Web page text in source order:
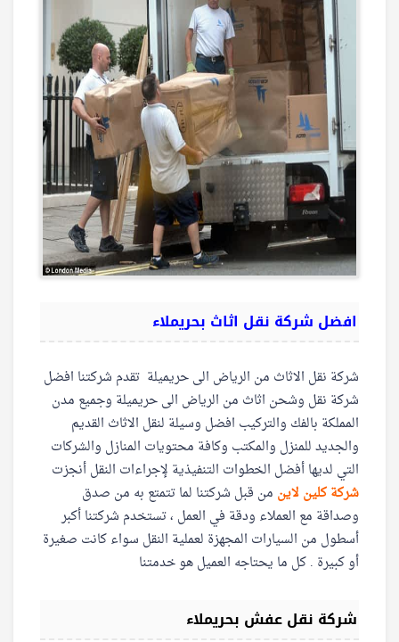
افضل شركة نقل اثاث بحريملاء
شركة نقل الاثاث من الرياض الى حريميلة تقدم شركتنا افضل
شركة نقل وشحن اثاث من الرياض الى حريميلة وجميع مدن
المملكة بالفك والتركيب افضل وسيلة لنقل الاثاث القديم
والجديد للمنزل والمكتب وكافة محتويات المنازل والشركات
التي لديها أفضل الخطوات التنفيذية لإجراءات النقل أنجزت
شركة كلين لاين من قبل شركتنا لما تتمتع به من صدق
وصداقة مع العملاء ودقة في العمل ، تستخدم شركتنا أكبر
أسطول من السيارات المجهزة لعملية النقل سواء كانت صغيرة
أو كبيرة . كل ما يحتاجه العميل هو خدمتنا
شركة نقل عفش بحريملاء